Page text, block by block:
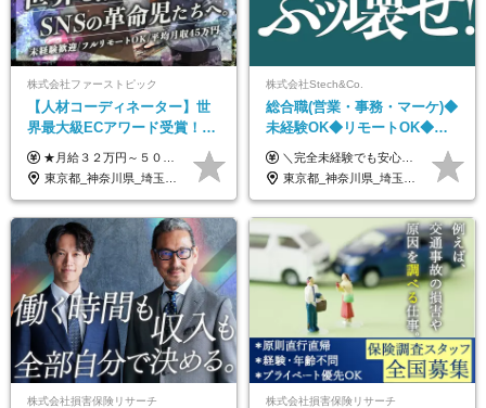
株式会社ファーストピック
【人材コーディネーター】世
界最大級ECアワード受賞！フ
ルリモート／未経験◎／月給
３２万円～／年休１３０日以
上／
★月給３２万円～５０万円＋インセンティブ賞与＋決算賞与★ （30時間の固定残業代、一律月54,750円を含む。超過分は支給） ※経験・スキルを考慮の上、決定 ※昇給：随時あり 【インセンティブについて】 自社サービスを提案し、サービス化した場合、一部の利益をインセンティブとして還元します。 試用期間中（6か月間）は、下記の給与となります。 【一都三県、大阪、名古屋、福岡の方】 月給２４万円～＋役職手当＋インセンティブ賞与 【一都三県以外の関東圏、九州、東北、北海道、その他地域の方】 月給２０万円～＋役職手当＋インセンティブ賞与 ※試用期間6ヶ月 ※試用期間中の待遇・福利厚生に差異はなし
東京都_神奈川県_埼玉県_千葉県_大阪府_愛知県_北海道_青森県_岩手県_宮城県_秋田県_山形県_福島県_茨城県_栃木県_群馬県_静岡県_岐阜県_三重県_兵庫県_京都府_滋賀県_奈良県_和歌山県_広島県_岡山県_鳥取県_島根県_山口県_福岡県_熊本県_佐賀県_長崎県_大分県_宮崎県_鹿児島県
株式会社Stech&Co.
総合職(営業・事務・マーケ)◆
未経験OK◆リモートOK◆学
歴不問◆20代活躍中！
＼完全未経験でも安心して年収UP可能です！／ -------------- 【1】営業 月給25万円～80万円＋賞与 【2】事務 月給21万円～50万円＋賞与 【3】マーケ 月給25万円～80万円＋賞与 ※試用期間3ヶ月間の待遇に変動はありません。 ※みなし残業代(月20時間分29,725円～)を含む。（※超過分は追加支給）
東京都_神奈川県_埼玉県_千葉県_大阪府_愛知県_北海道_青森県_岩手県_宮城県_秋田県_山形県_福島県_茨城県_栃木県_群馬県_新潟県_山梨県_長野県_富山県_石川県_福井県_静岡県_岐阜県_三重県_兵庫県_京都府_滋賀県_奈良県_和歌山県_広島県_岡山県_鳥取県_島根県_山口県_徳島県_香川県_愛媛県_高知県_福岡県_熊本県_佐賀県_長崎県_大分県_宮崎県_鹿児島県_沖縄県
株式会社損害保険リサーチ 株式会社損害保険リサーチ